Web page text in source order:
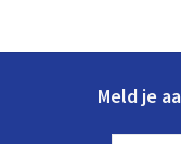
Meld je